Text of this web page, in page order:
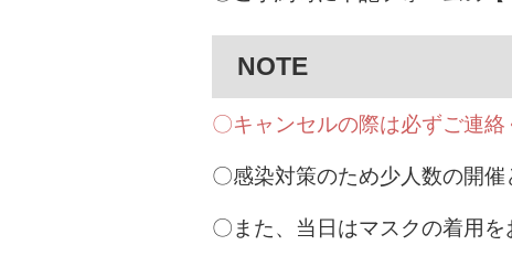
NOTE
〇キャンセルの際は必ずご連絡
〇感染対策のため少人数の開催
〇また、当日はマスクの着用を